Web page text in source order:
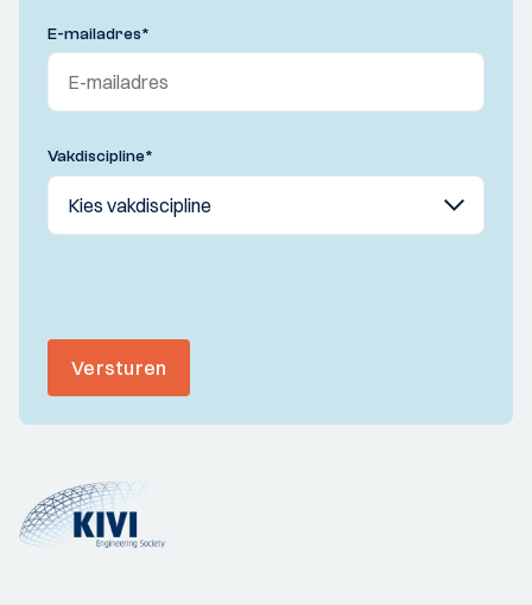
E-mailadres*
Vakdiscipline*
Versturen